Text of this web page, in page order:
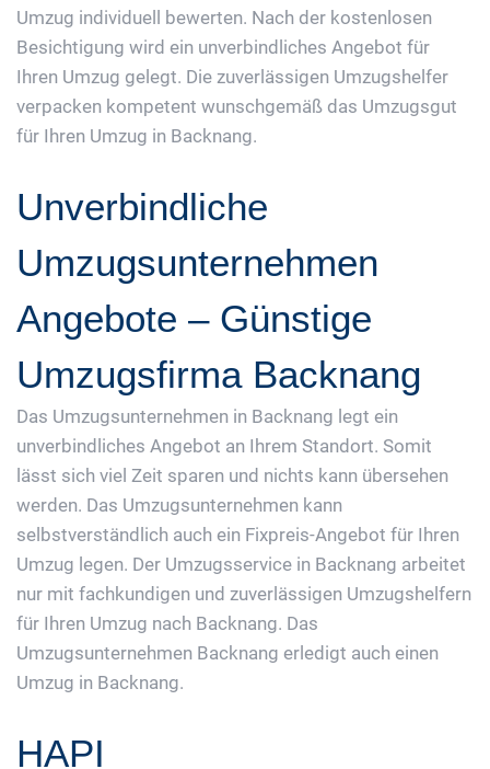
Umzug individuell bewerten. Nach der kostenlosen
Besichtigung wird ein unverbindliches Angebot für
Ihren Umzug gelegt. Die zuverlässigen Umzugshelfer
verpacken kompetent wunschgemäß das Umzugsgut
für Ihren Umzug in Backnang.
Unverbindliche
Umzugsunternehmen
Angebote – Günstige
Umzugsfirma Backnang
Das Umzugsunternehmen in Backnang legt ein
unverbindliches Angebot an Ihrem Standort. Somit
lässt sich viel Zeit sparen und nichts kann übersehen
werden. Das Umzugsunternehmen kann
selbstverständlich auch ein Fixpreis-Angebot für Ihren
Umzug legen. Der Umzugsservice in Backnang arbeitet
nur mit fachkundigen und zuverlässigen Umzugshelfern
für Ihren Umzug nach Backnang. Das
Umzugsunternehmen Backnang erledigt auch einen
Umzug in Backnang.
HAPI